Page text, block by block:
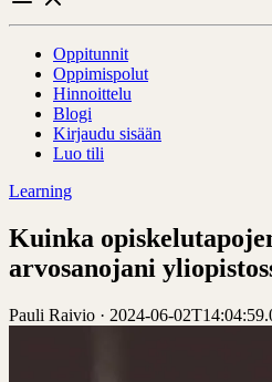
Oppitunnit
Oppimispolut
Hinnoittelu
Blogi
Kirjaudu sisään
Luo tili
Learning
Kuinka
arvosanojani
Pauli Raivio · 2024-06-